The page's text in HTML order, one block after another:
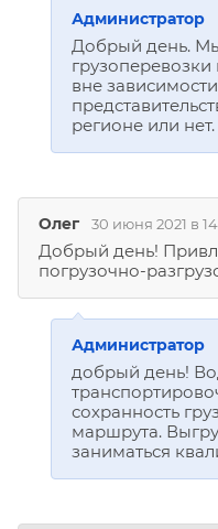
Администратор
Добрый день.
вне зависимости
регионе или нет.
Олег 30 июня 2021 в
Добрый день!
погрузочно-
Администратор
добрый день!
сохранность
маршрута.
заниматься